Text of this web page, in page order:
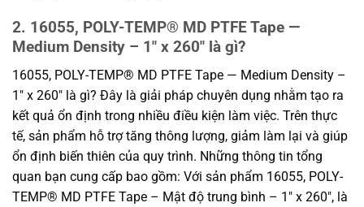
2. 16055, POLY-TEMP® MD PTFE Tape —
Medium Density – 1″ x 260″ là gì?
16055, POLY-TEMP® MD PTFE Tape — Medium Density –
1″ x 260″ là gì? Đây là giải pháp chuyên dụng nhằm tạo ra
kết quả ổn định trong nhiều điều kiện làm việc. Trên thực
tế, sản phẩm hỗ trợ tăng thông lượng, giảm làm lại và giúp
ổn định biến thiên của quy trình. Những thông tin tổng
quan bạn cung cấp bao gồm: Với sản phẩm 16055, POLY-
TEMP® MD PTFE Tape – Mật độ trung bình – 1″ x 260″, là